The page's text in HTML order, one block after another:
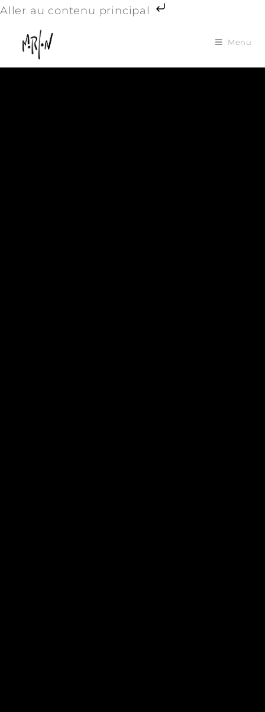
Aller au contenu principal
Menu